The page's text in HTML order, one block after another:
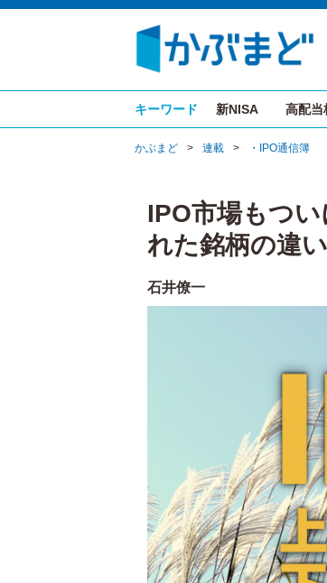
キーワード 新NISA 高配当
かぶまど > 連載 > ・IPO通信簿
IPO市場もつ
れた銘柄の違
石井僚一